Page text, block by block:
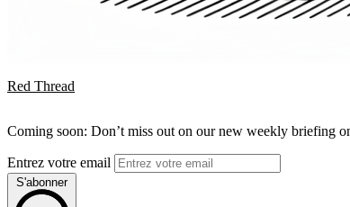
Red Thread
Coming soon: Don’t miss out on our new weekly briefing
Entrez votre email
S'abonner